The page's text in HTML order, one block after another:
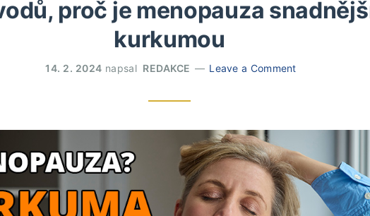
proč je menopauza
kurkumou
14. 2. 2024 napsal REDAKCE Leave a Comment